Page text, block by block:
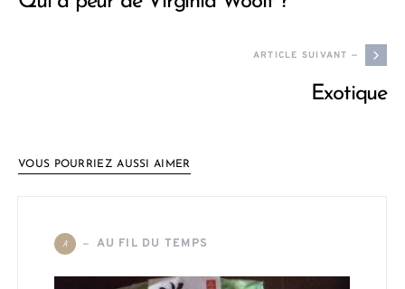
ARTICLE SUIVANT —
Exotique
VOUS POURRIEZ AUSSI AIMER
A AU FIL DU TEMPS